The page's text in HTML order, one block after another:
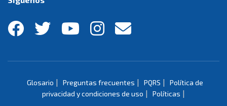
Glosario | Preguntas frecuentes | PQRS |
Política de
privacidad y condiciones de uso | Políticas |